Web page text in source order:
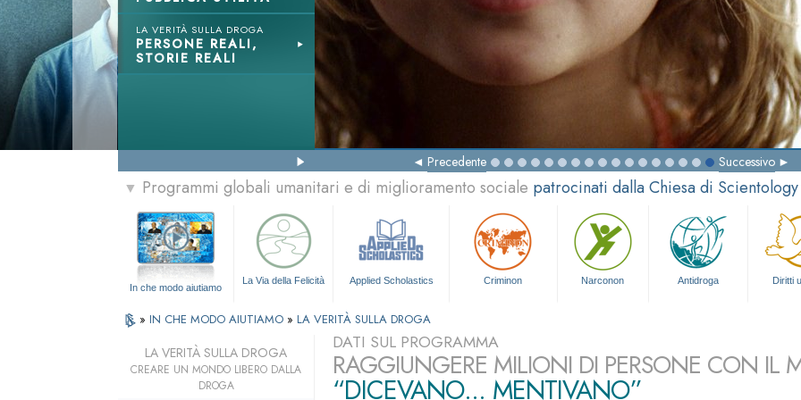
LA VERITÀ SULLA DROGA
PERSONE REALI,
STORIE REALI
Precedente Successivo
▼ Programmi globali umanitari e di miglioramento sociale patrocinati dalla Chiesa di Scientology
In che modo aiutiamo
La Via della Felicità Applied Scholastics Criminon Narconon Antidroga Diritti
» IN CHE MODO AIUTIAMO » LA VERITÀ SULLA DROGA
DATI SUL PROGRAMMA
RAGGIUNGERE MILIONI DI PERSONE CON IL
“DICEVANO... MENTIVANO”
LA VERITÀ SULLA DROGA
CREARE UN MONDO LIBERO DALLA
DROGA